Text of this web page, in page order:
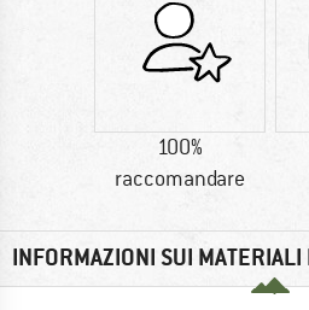
100%
raccomandare
INFORMAZIONI SUI MATERIALI